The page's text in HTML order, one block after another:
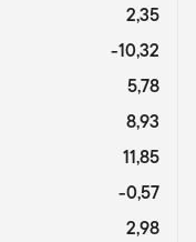
2,35
-10,32
5,78
8,93
11,85
-0,57
2,98